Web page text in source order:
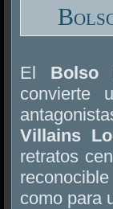
El Bolso
convierte
Villains
retratos
como para